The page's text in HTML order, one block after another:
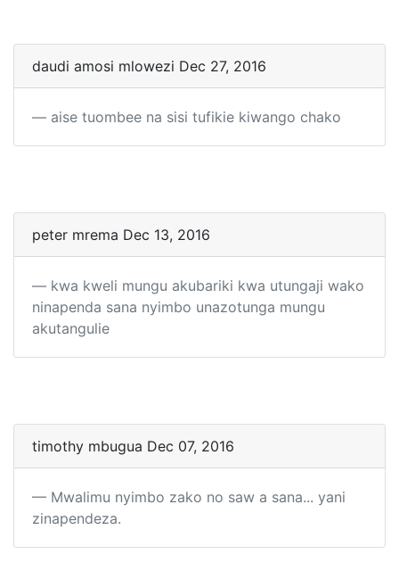
daudi amosi mlowezi Dec 27, 2016
aise tuombee na sisi tufikie kiwango chako
peter mrema Dec 13, 2016
kwa kweli mungu akubariki kwa utungaji wako
ninapenda sana nyimbo unazotunga mungu
akutangulie
timothy mbugua Dec 07, 2016
Mwalimu nyimbo zako no saw a sana... yani
zinapendeza.